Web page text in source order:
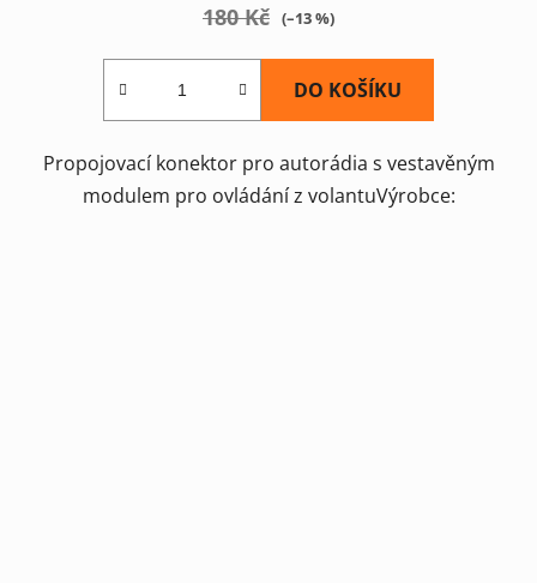
180 Kč (–13 %)
DO KOŠÍKU
Propojovací konektor pro autorádia s vestavěným
modulem pro ovládání z volantuVýrobce: